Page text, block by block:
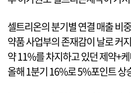
셀트리온의 분기별 연결 매출 비
약품 사업부의 존재감이 날로 커
약 11%를 차지하고 있던 제약+
올해 1분기 16%로 5%포인트 상